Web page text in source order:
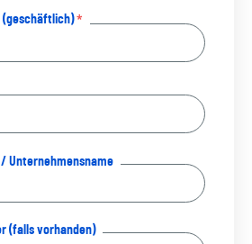
(geschäftlich)
Unternehmensname
(falls vorhanden)